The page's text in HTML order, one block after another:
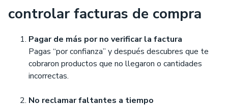
controlar facturas de compra
Pagar de más por no verificar la factura
Pagas “por confianza” y después descubres que te
cobraron productos que no llegaron o cantidades
incorrectas.
No reclamar faltantes a tiempo